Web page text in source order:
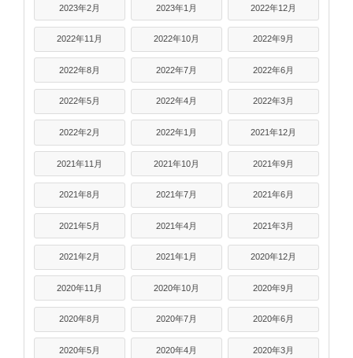
2023年2月 2023年1月 2022年12月
2022年11月 2022年10月 2022年9月
2022年8月 2022年7月 2022年6月
2022年5月 2022年4月 2022年3月
2022年2月 2022年1月 2021年12月
2021年11月 2021年10月 2021年9月
2021年8月 2021年7月 2021年6月
2021年5月 2021年4月 2021年3月
2021年2月 2021年1月 2020年12月
2020年11月 2020年10月 2020年9月
2020年8月 2020年7月 2020年6月
2020年5月 2020年4月 2020年3月